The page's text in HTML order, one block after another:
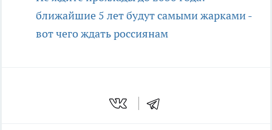
ближайшие 5 лет будут самыми жарками -
вот чего ждать россиянам